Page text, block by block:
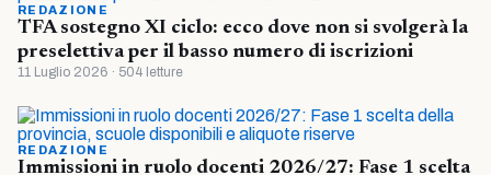
REDAZIONE
TFA sostegno XI ciclo: ecco dove non si svolgerà la
preselettiva per il basso numero di iscrizioni
11 Luglio 2026 · 504 letture
REDAZIONE
Immissioni in ruolo docenti 2026/27: Fase 1 scelta